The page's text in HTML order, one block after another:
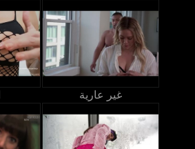
غير عارية